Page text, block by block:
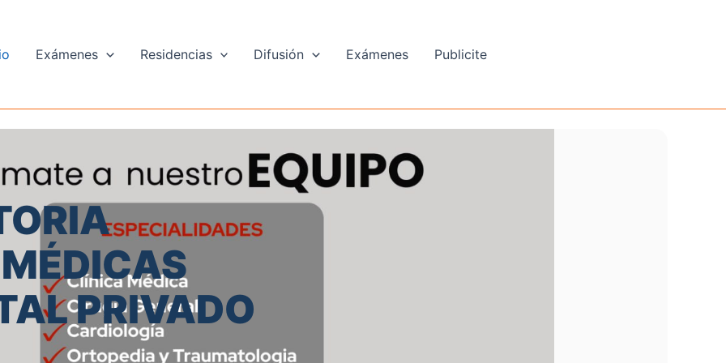
Exámenes Residencias Difusión Exámenes Publicite
PRIVADO